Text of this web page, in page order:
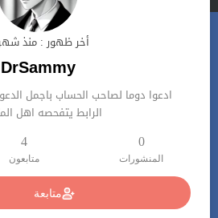
اتصل بنا
أخر ظهور : منذ
DrSammy
ادعوا دوما لصاحب الحساب باجمل
الرابط يتفحصه اهل
0
المنشورات
4
متابعون
متابعة